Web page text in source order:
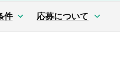
件 応募について